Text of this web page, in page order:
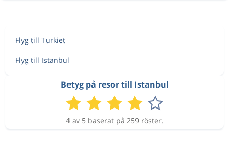
Flyg till Turkiet
Flyg till Istanbul
Betyg på resor till Istanbul
4 av 5 baserat på 259 röster.